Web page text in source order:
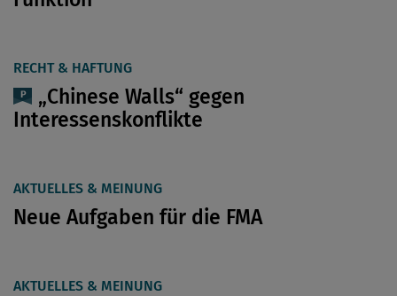
RECHT & HAFTUNG
„Chinese Walls“ gegen
Interessenskonflikte
AKTUELLES & MEINUNG
Neue Aufgaben für die FMA
AKTUELLES & MEINUNG